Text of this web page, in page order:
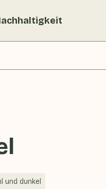
und dunkel